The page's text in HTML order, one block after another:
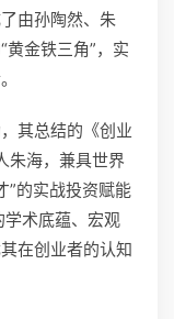
由孙陶然、朱
黄金铁三角”，实
其总结的《创业
朱海，兼具世界
”的实战投资赋能
术底蕴、宏观
在创业者的认知